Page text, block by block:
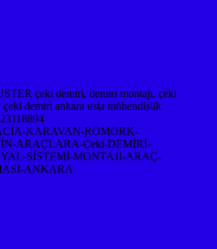
KARAVAN-RÖMORK-
ARAÇLARA-Çeki-DEMİRİ-
SİSTEMİ-MONTAJI-ARAÇ-
ANKARA